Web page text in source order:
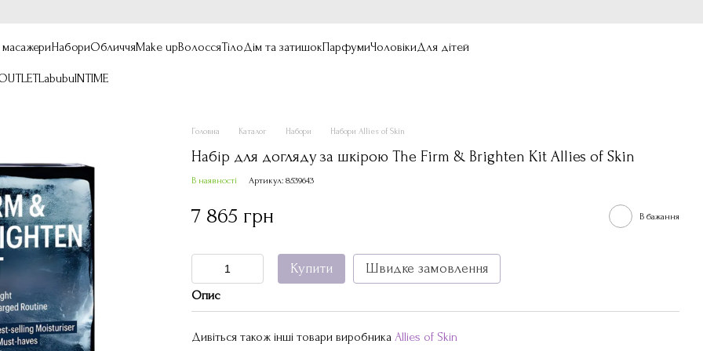
масажериНабориОбличчяMake upВолоссяТілоДім та затишокПарфумиЧоловікиДля дітей
LabubuINTIME
Головна Каталог Набори Набори Allies of Skin
Набір для догляду за шкірою The Firm & Brighten Kit Allies of Skin
В наявності Артикул: 8539643
7 865 грн В бажання
Купити Швидке замовлення
Опис
Дивіться також інші товари виробника Allies of Skin